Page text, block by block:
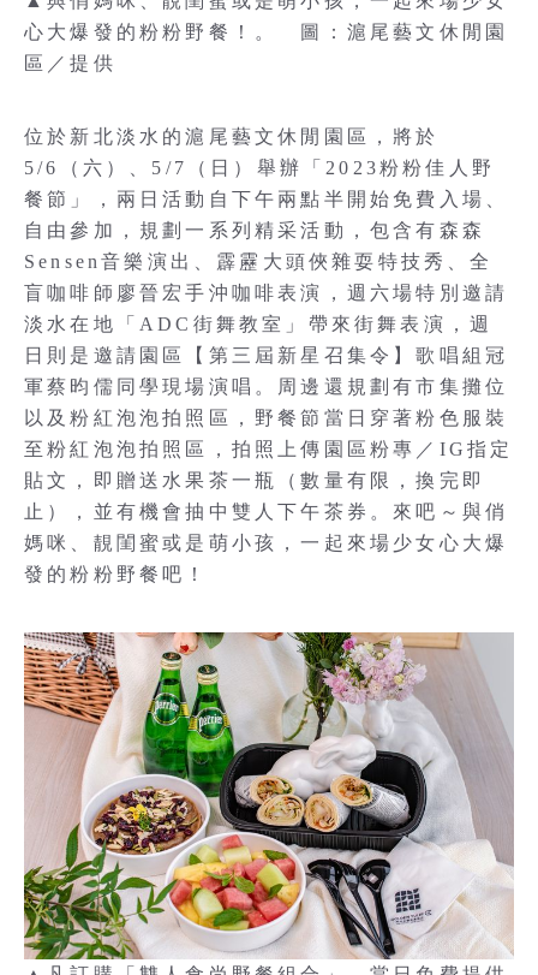
心大爆發的粉粉野餐！。 圖：滬尾藝文休閒園
區／提供
位於新北淡水的滬尾藝文休閒園區，將於
5/6（六）、5/7（日）舉辦「2023粉粉佳人野
餐節」，兩日活動自下午兩點半開始免費入場、
自由參加，規劃一系列精采活動，包含有森森
Sensen音樂演出、霹靂大頭俠雜耍特技秀、全
盲咖啡師廖晉宏手沖咖啡表演，週六場特別邀請
淡水在地「ADC街舞教室」帶來街舞表演，週
日則是邀請園區【第三屆新星召集令】歌唱組冠
軍蔡昀儒同學現場演唱。周邊還規劃有市集攤位
以及粉紅泡泡拍照區，野餐節當日穿著粉色服裝
至粉紅泡泡拍照區，拍照上傳園區粉專／IG指定
貼文，即贈送水果茶一瓶（數量有限，換完即
止），並有機會抽中雙人下午茶券。來吧～與俏
媽咪、靚閨蜜或是萌小孩，一起來場少女心大爆
發的粉粉野餐吧！